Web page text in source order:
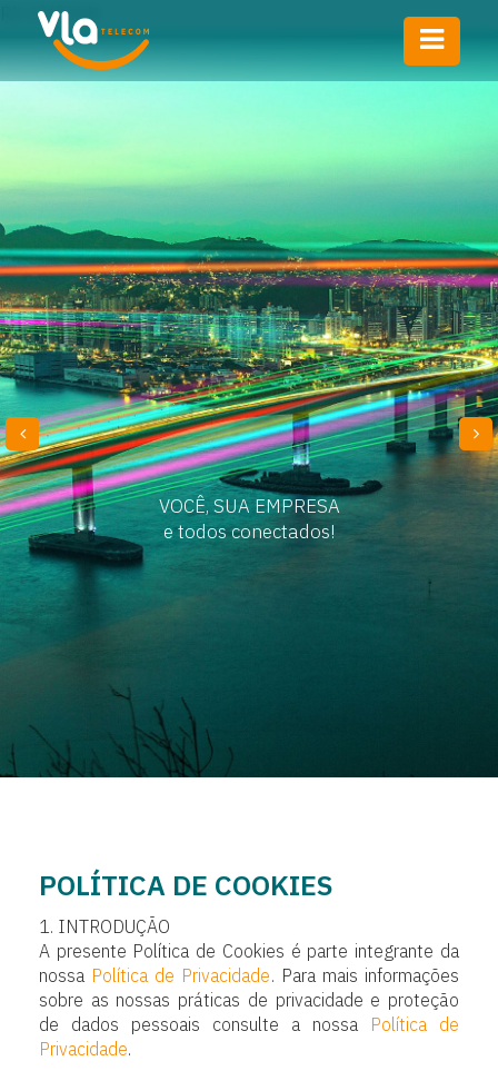
RD STATION
VOCÊ, SUA EMPRESA
e todos conectados!
POLÍTICA DE COOKIES
1. INTRODUÇÃO
A presente Política de Cookies é parte integrante da
nossa Política de Privacidade. Para mais informações
sobre as nossas práticas de privacidade e proteção
de dados pessoais consulte a nossa Política de
Privacidade.